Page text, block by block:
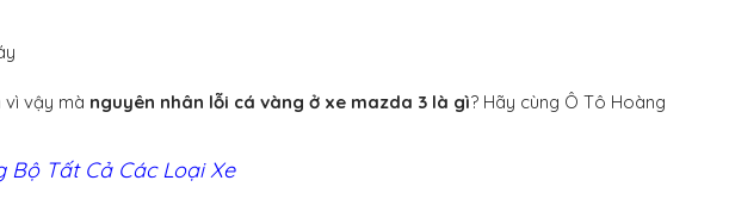
vì vậy mà nguyên nhân lỗi cá vàng ở xe mazda 3 là gì? Hãy cùng Ô Tô Hoàng
Bộ Tất Cả Các Loại Xe